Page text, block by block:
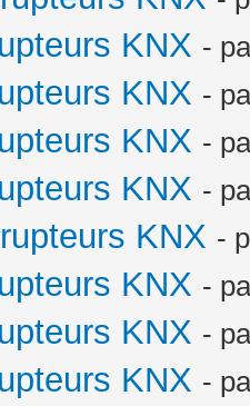
KNX -
KNX -
KNX -
KNX -
KNX -
KNX -
KNX -
KNX -